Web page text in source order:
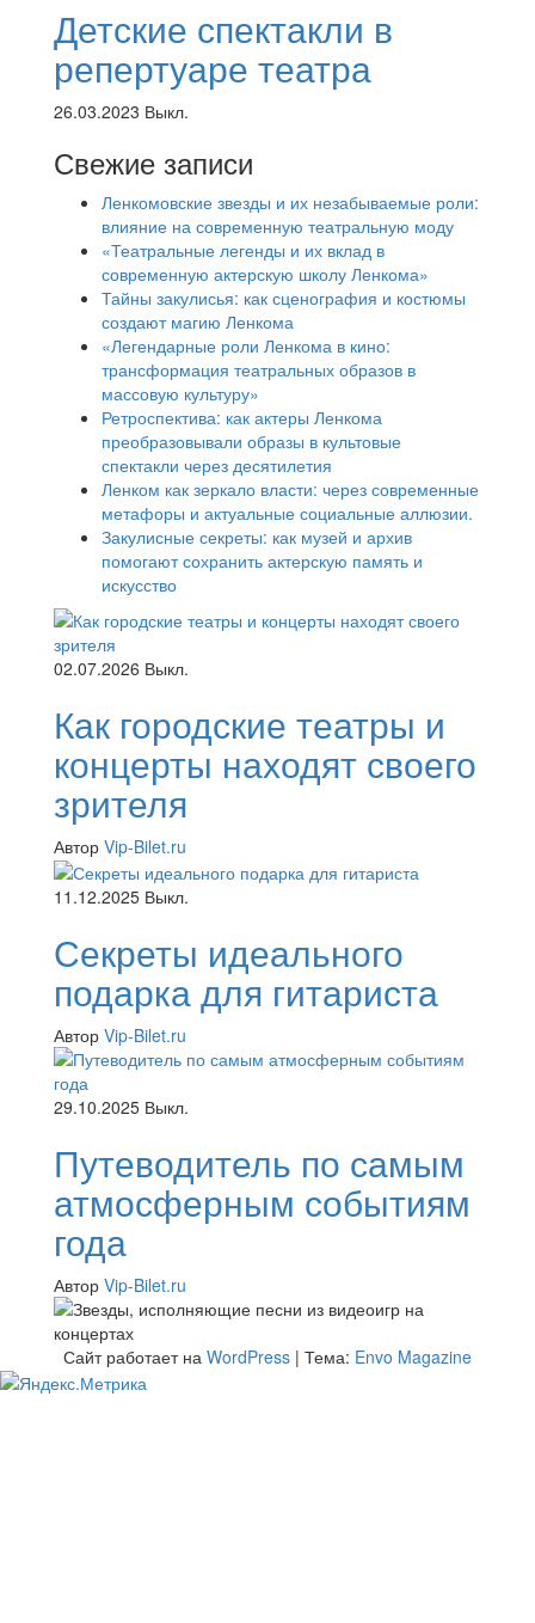
Детские спектакли в
репертуаре театра
26.03.2023 Выкл.
Свежие записи
Ленкомовские звезды и их незабываемые роли:
влияние на современную театральную моду
«Театральные легенды и их вклад в
современную актерскую школу Ленкома»
Тайны закулисья: как сценография и костюмы
создают магию Ленкома
«Легендарные роли Ленкома в кино:
трансформация театральных образов в
массовую культуру»
Ретроспектива: как актеры Ленкома
преобразовывали образы в культовые
спектакли через десятилетия
Ленком как зеркало власти: через современные
метафоры и актуальные социальные аллюзии.
Закулисные секреты: как музей и архив
помогают сохранить актерскую память и
искусство
02.07.2026 Выкл.
Как городские театры и
концерты находят своего
зрителя
Автор Vip-Bilet.ru
11.12.2025 Выкл.
Секреты идеального
подарка для гитариста
Автор Vip-Bilet.ru
29.10.2025 Выкл.
Путеводитель по самым
атмосферным событиям
года
Автор Vip-Bilet.ru
Сайт работает на WordPress | Тема: Envo Magazine